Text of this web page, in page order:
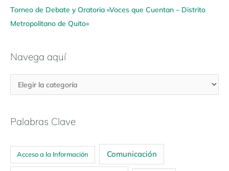
Torneo de Debate y Oratoria «Voces que Cuentan – Distrito
Metropolitano de Quito»
Navega aquí
Palabras Clave
Acceso a la Información Comunicación